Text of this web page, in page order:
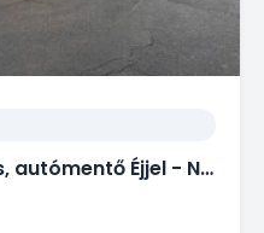
Non - Stop Autómentés, autómentő Éjjel - Nappal.